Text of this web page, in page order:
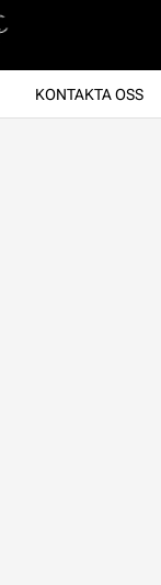
KONTAKTA OSS